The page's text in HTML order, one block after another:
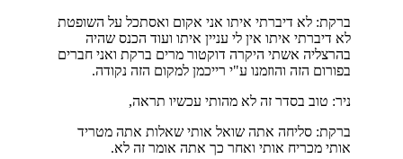
ברקת: לא דיברתי איתו אני אקום ואסתכל על השופטת
לא דיברתי איתו אין לי עניין איתו ועוד הכנס שהיה
בהרצליה אשתי היקרה דוקטור מרים ברקת ואני חברים
בפורום הזה והוזמנו ע"י רייכמן למקום הזה נקודה.
ניר: טוב בסדר זה לא מהותי עכשיו תראה,
ברקת: סליחה אתה שואל אותי שאלות אתה מטריד
אותי מכריח אותי ואחר כך אתה אומר זה לא.